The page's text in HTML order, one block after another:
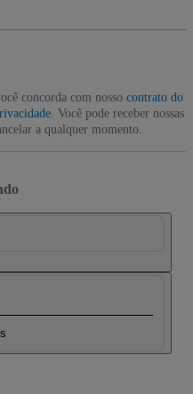
concorda com nosso contrato do
. Você pode receber nossas
a qualquer momento.